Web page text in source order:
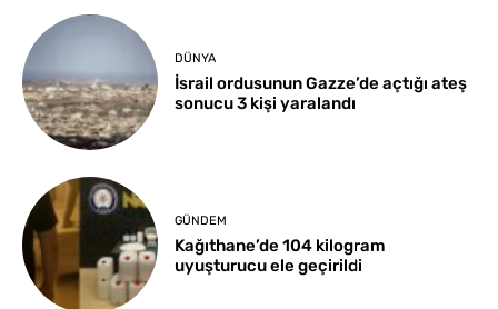
DÜNYA
İsrail ordusunun Gazze’de açtığı ateş
sonucu 3 kişi yaralandı
GÜNDEM
Kağıthane’de 104 kilogram
uyuşturucu ele geçirildi